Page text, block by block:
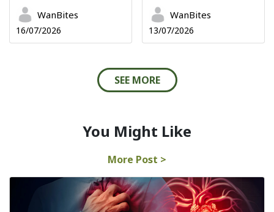
WanBites
16/07/2026
WanBites
13/07/2026
SEE MORE
You Might Like
More Post >